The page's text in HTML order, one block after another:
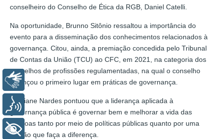
conselheiro do Conselho de Ética da RGB, Daniel Catelli.
Na oportunidade, Brunno Sitônio ressaltou a importância do
evento para a disseminação dos conhecimentos relacionados à
governança. Citou, ainda, a premiação concedida pelo Tribunal
de Contas da União (TCU) ao CFC, em 2021, na categoria dos
conselhos de profissões regulamentadas, na qual o conselho
alcançou o primeiro lugar em práticas de governança.
Cristiane Nardes pontuou que a liderança aplicada à
governança pública é governar bem e melhorar a vida das
pessoas tanto por meio de políticas públicas quanto por uma
gestão que faça a diferença.
Libras
Voz
+ Acessibilidade